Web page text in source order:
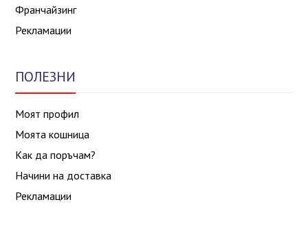
Франчайзинг
Рекламации
ПОЛЕЗНИ
Моят профил
Моята кошница
Как да поръчам?
Начини на доставка
Рекламации